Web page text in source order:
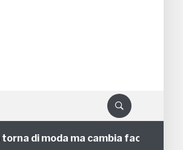
moda ma cambia faccia